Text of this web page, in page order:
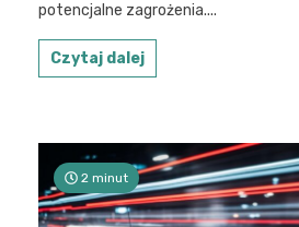
potencjalne zagrożenia....
Czytaj dalej
2 minut